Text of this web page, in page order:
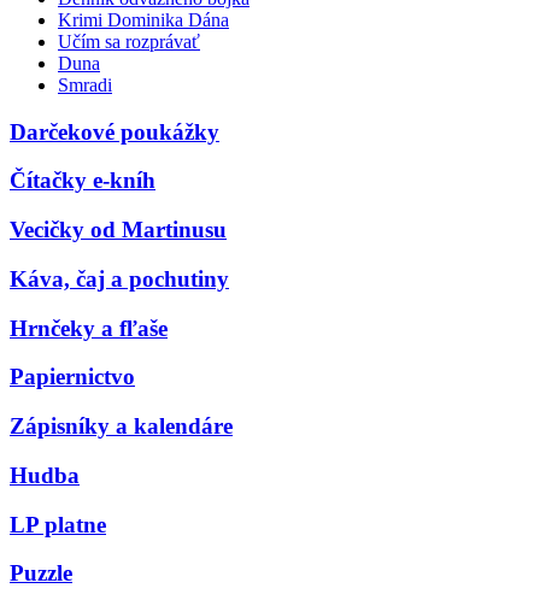
Krimi Dominika Dána
Učím sa rozprávať
Duna
Smradi
Darčekové poukážky
Čítačky e-kníh
Vecičky od Martinusu
Káva, čaj a pochutiny
Hrnčeky a fľaše
Papiernictvo
Zápisníky a kalendáre
Hudba
LP platne
Puzzle